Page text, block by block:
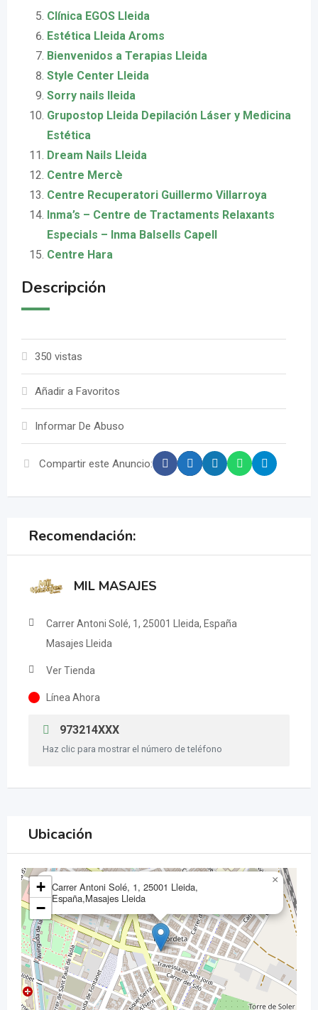
Clínica EGOS Lleida
Estética Lleida Aroms
Bienvenidos a Terapias Lleida
Style Center Lleida
Sorry nails lleida
Grupostop Lleida Depilación Láser y Medicina
Estética
Dream Nails Lleida
Centre Mercè
Centre Recuperatori Guillermo Villarroya
Inma’s – Centre de Tractaments Relaxants
Especials – Inma Balsells Capell
Centre Hara
Descripción
350 vistas
Añadir a Favoritos
Informar De Abuso
Compartir este Anuncio:
Recomendación:
MIL MASAJES
Carrer Antoni Solé, 1, 25001 Lleida, España
Masajes Lleida
Ver Tienda
Línea Ahora
973214XXX
Haz clic para mostrar el número de teléfono
Ubicación
Carrer Antoni Solé, 1, 25001 Lleida,
España,Masajes Lleida
×
+
−